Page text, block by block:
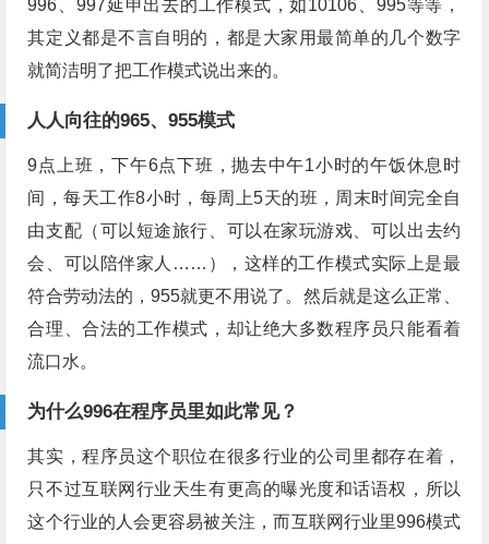
996、997延申出去的工作模式，如10106、995等等，
其定义都是不言自明的，都是大家用最简单的几个数字
就简洁明了把工作模式说出来的。
人人向往的965、955模式
9点上班，下午6点下班，抛去中午1小时的午饭休息时
间，每天工作8小时，每周上5天的班，周末时间完全自
由支配（可以短途旅行、可以在家玩游戏、可以出去约
会、可以陪伴家人……），这样的工作模式实际上是最
符合劳动法的，955就更不用说了。然后就是这么正常、
合理、合法的工作模式，却让绝大多数程序员只能看着
流口水。
为什么996在程序员里如此常见？
其实，程序员这个职位在很多行业的公司里都存在着，
只不过互联网行业天生有更高的曝光度和话语权，所以
这个行业的人会更容易被关注，而互联网行业里996模式